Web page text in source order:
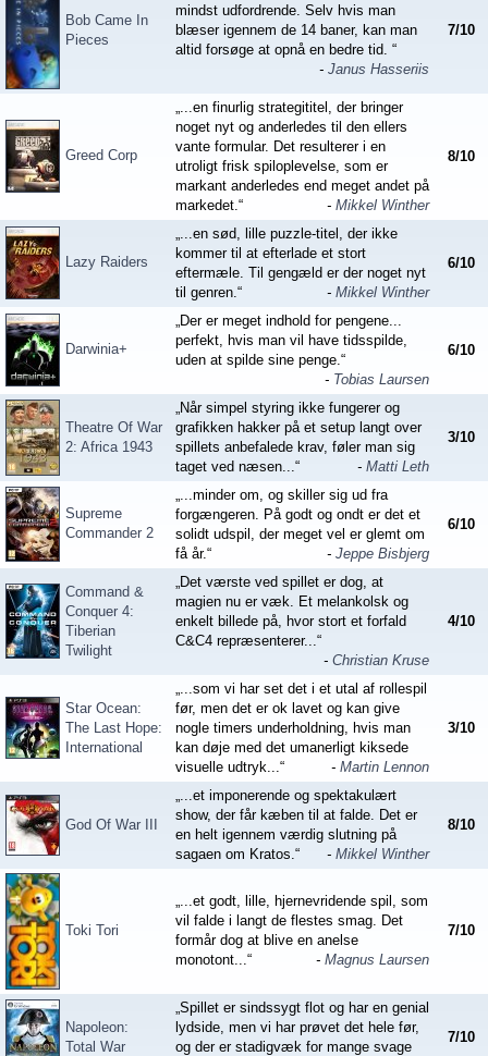
Bob Came In
Pieces
mindst udfordrende. Selv hvis man
blæser igennem de 14 baner, kan man
altid forsøge at opnå en bedre tid. “
- Janus Hasseriis
7/10
Greed Corp
„...en finurlig strategititel, der bringer
noget nyt og anderledes til den ellers
vante formular. Det resulterer i en
utroligt frisk spiloplevelse, som er
markant anderledes end meget andet på
markedet.“
- Mikkel Winther
8/10
Lazy Raiders
„...en sød, lille puzzle-titel, der ikke
kommer til at efterlade et stort
eftermæle. Til gengæld er der noget nyt
til genren.“
- Mikkel Winther
6/10
Darwinia+
„Der er meget indhold for pengene...
perfekt, hvis man vil have tidsspilde,
uden at spilde sine penge.“
- Tobias Laursen
6/10
Theatre Of War
2: Africa 1943
„Når simpel styring ikke fungerer og
grafikken hakker på et setup langt over
spillets anbefalede krav, føler man sig
taget ved næsen...“
- Matti Leth
3/10
Supreme
Commander 2
„...minder om, og skiller sig ud fra
forgængeren. På godt og ondt er det et
solidt udspil, der meget vel er glemt om
få år.“
- Jeppe Bisbjerg
6/10
Command &
Conquer 4:
Tiberian
Twilight
„Det værste ved spillet er dog, at
magien nu er væk. Et melankolsk og
enkelt billede på, hvor stort et forfald
C&C4 repræsenterer...“
- Christian Kruse
4/10
Star Ocean:
The Last Hope:
International
„...som vi har set det i et utal af rollespil
før, men det er ok lavet og kan give
nogle timers underholdning, hvis man
kan døje med det umanerligt kiksede
visuelle udtryk...“
- Martin Lennon
3/10
God Of War III
„...et imponerende og spektakulært
show, der får kæben til at falde. Det er
en helt igennem værdig slutning på
sagaen om Kratos.“
- Mikkel Winther
8/10
Toki Tori
„...et godt, lille, hjernevridende spil, som
vil falde i langt de flestes smag. Det
formår dog at blive en anelse
monotont...“
- Magnus Laursen
7/10
Napoleon:
Total War
„Spillet er sindssygt flot og har en genial
lydside, men vi har prøvet det hele før,
og der er stadigvæk for mange svage
7/10